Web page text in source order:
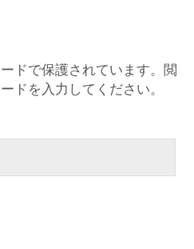
ドで保護されています。閲
ドを入力してください。